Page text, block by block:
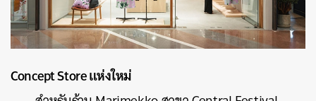
Concept Storeแห่งใหม่